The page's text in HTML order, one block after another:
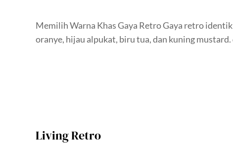
Memilih Warna Khas Gaya Retro Gaya retro
oranye, hijau alpukat, biru tua, dan kuning
Living Retro